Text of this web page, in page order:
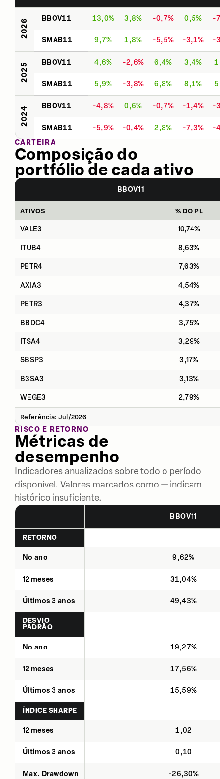
2026 BBOV11 13,0% 3,8% -0,7% 0,5% -
SMAB11 9,7% 1,8% -5,5% -3,1% -
2025 BBOV11 4,6% -2,6% 6,4% 3,4%
SMAB11 5,9% -3,8% 6,8% 8,1%
2024 BBOV11 -4,8% 0,6% -0,7% -1,4% -
SMAB11 -5,9% -0,4% 2,8% -7,3%
-
CARTEIRA
Composição do
portfólio de cada ativo
BBOV11
ATIVOS % DO PL
VALE3 10,74%
ITUB4 8,63%
PETR4 7,63%
AXIA3 4,54%
PETR3 4,37%
BBDC4 3,75%
ITSA4 3,29%
SBSP3 3,17%
B3SA3 3,13%
WEGE3 2,79%
Referência: Jul/2026
RISCO E RETORNO
Métricas de
desempenho
Indicadores anualizados sobre todo o período
disponível. Valores marcados como — indicam
histórico insuficiente.
BBOV11
RETORNO
No ano 9,62%
12 meses 31,04%
Últimos 3 anos 49,43%
DESVIO
PADRÃO
No ano 19,27%
12 meses 17,56%
Últimos 3 anos 15,59%
ÍNDICE SHARPE
12 meses 1,02
Últimos 3 anos 0,10
Max. Drawdown -26,30%